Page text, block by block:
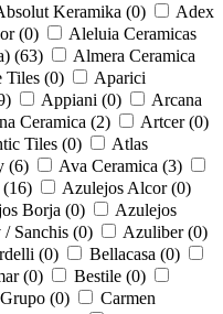
Keramika (0)
Adex
(0)
Aleluia Ceramicas
(63)
Almera Ceramica
Tiles (0)
Aparici
) Appiani (0)
Arcana
Ceramica (2) Artcer (0)
Tiles (0)
Atlas
(6) Ava Ceramica (3)
(16) Azulejos Alcor (0)
Borja (0)
Azulejos
Sanchis (0) Azuliber (0)
(0) Bellacasa (0)
(0) Bestile (0)
(0)
Carmen